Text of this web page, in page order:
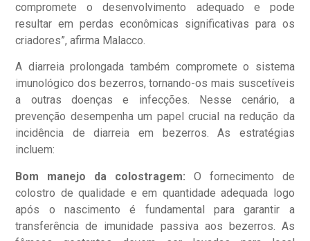
compromete o desenvolvimento adequado e pode
resultar em perdas econômicas significativas para os
criadores”, afirma Malacco.
A diarreia prolongada também compromete o sistema
imunológico dos bezerros, tornando-os mais suscetíveis
a outras doenças e infecções. Nesse cenário, a
prevenção desempenha um papel crucial na redução da
incidência de diarreia em bezerros. As estratégias
incluem:
Bom manejo da colostragem: O fornecimento de
colostro de qualidade e em quantidade adequada logo
após o nascimento é fundamental para garantir a
transferência de imunidade passiva aos bezerros. As